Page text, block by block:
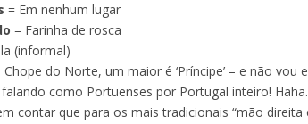
= Em nenhum lugar
= Farinha de rosca
(informal)
Chope do Norte, um maior é ‘Príncipe’ – e não
como Portuenses por Portugal inteiro!
contar que para os mais tradicionais “mão